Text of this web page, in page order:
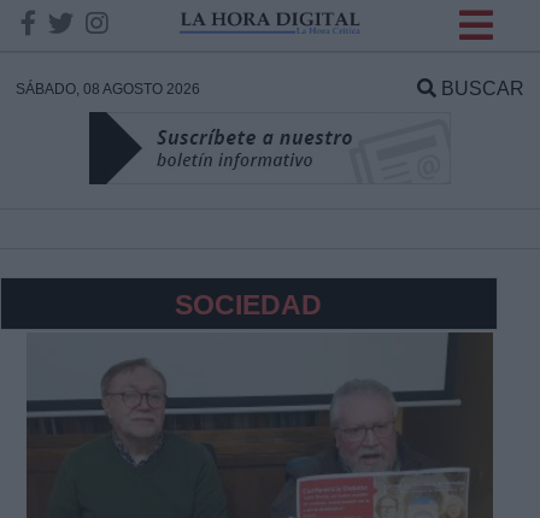
SÁBADO, 08 AGOSTO 2026 BUSCAR
SOCIEDAD
DATOS
Responsable:
Legitimación: